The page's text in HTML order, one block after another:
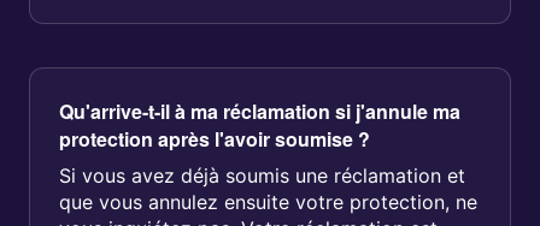
Qu'arrive-t-il à ma réclamation si j'annule ma
protection après l'avoir soumise ?
Si vous avez déjà soumis une réclamation et
que vous annulez ensuite votre protection, ne